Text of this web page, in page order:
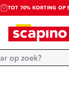
TOT 70% KORTING OP
SALE: LAATSTE KANS!
SHOP NIEUW
Home